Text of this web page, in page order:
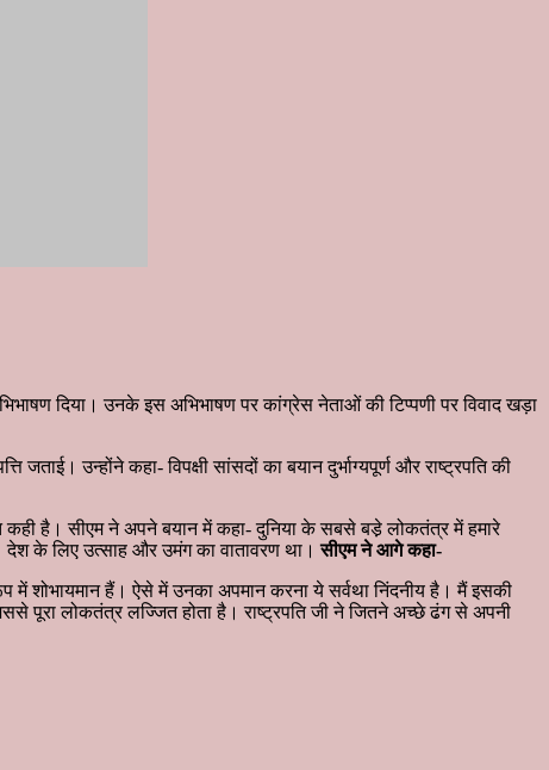
दिया। उनके इस अभिभाषण पर कांग्रेस नेताओं की टिप्पणी पर विवाद खड़ा
जताई। उन्होंने कहा- विपक्षी सांसदों का बयान दुर्भाग्यपूर्ण और राष्ट्रपति की
कही है। सीएम ने अपने बयान में कहा- दुनिया के सबसे बडे़ लोकतंत्र में हमारे
देश के लिए उत्साह और उमंग का वातावरण था। सीएम ने आगे कहा-
शोभायमान हैं। ऐसे में उनका अपमान करना ये सर्वथा निंदनीय है। मैं इसकी
पूरा लोकतंत्र लज्जित होता है। राष्ट्रपति जी ने जितने अच्छे ढंग से अपनी